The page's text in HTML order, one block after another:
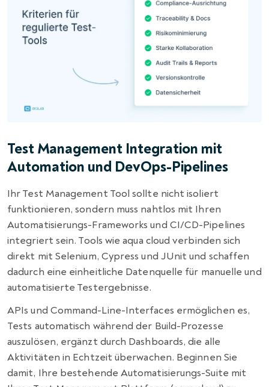
Test Management Integration mit
Automation und DevOps-Pipelines
Ihr Test Management Tool sollte nicht isoliert
funktionieren, sondern muss nahtlos mit Ihren
Automatisierungs-Frameworks und CI/CD-Pipelines
integriert sein. Tools wie aqua cloud verbinden sich
direkt mit Selenium, Cypress und JUnit und schaffen
dadurch eine einheitliche Datenquelle für manuelle und
automatisierte Testergebnisse.
APIs und Command-Line-Interfaces ermöglichen es,
Tests automatisch während der Build-Prozesse
auszulösen, ergänzt durch Dashboards, die alle
Aktivitäten in Echtzeit überwachen. Beginnen Sie
damit, Ihre bestehende Automatisierungs-Suite mit